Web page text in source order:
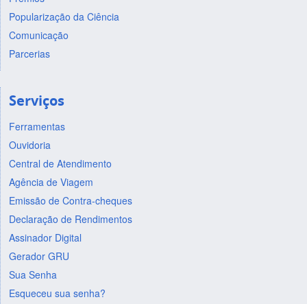
Popularização da Ciência
Comunicação
Parcerias
Serviços
Ferramentas
Ouvidoria
Central de Atendimento
Agência de Viagem
Emissão de Contra-cheques
Declaração de Rendimentos
Assinador Digital
Gerador GRU
Sua Senha
Esqueceu sua senha?